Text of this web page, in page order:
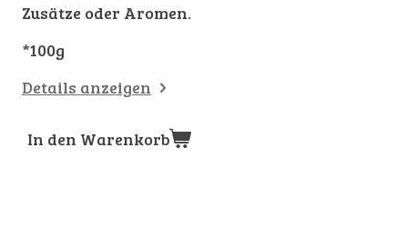
Zusätze oder Aromen.
*100g
Details anzeigen
In den Warenkorb